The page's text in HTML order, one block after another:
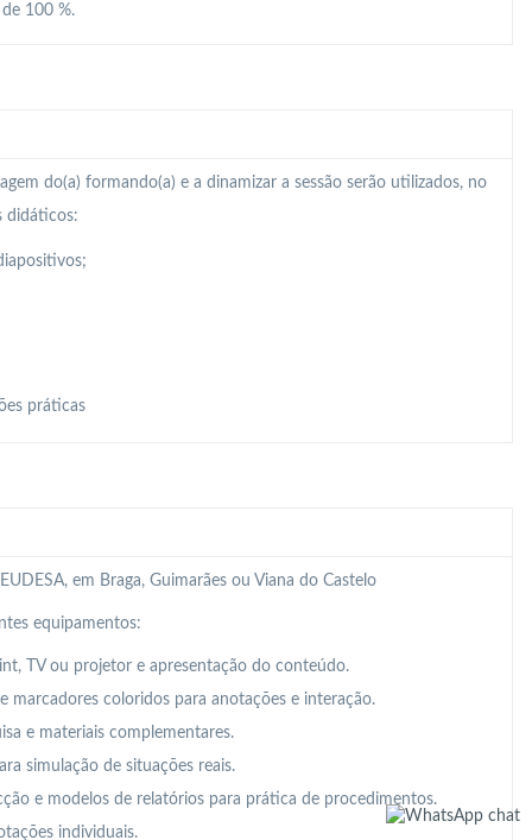
100 %.
do(a) formando(a) e a dinamizar a sessão serão utilizados, no
didáticos:
práticas
em Braga, Guimarães ou Viana do Castelo
equipamentos:
TV ou projetor e apresentação do conteúdo.
marcadores coloridos para anotações e interação.
e materiais complementares.
simulação de situações reais.
e modelos de relatórios para prática de procedimentos.
individuais.